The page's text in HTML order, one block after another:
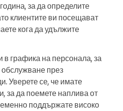
за да определите
клиентите ви посещават
кога да удължите
в графика на персонала, за
обслужване през
Уверете се, че имате
за да поемете наплива от
поддържате високо